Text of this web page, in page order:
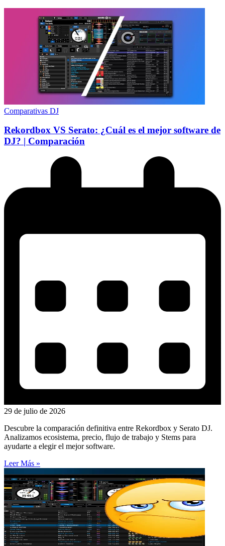
Comparativas DJ
Rekordbox VS Serato: ¿Cuál es el mejor software de
DJ? | Comparación
29 de julio de 2026
Descubre la comparación definitiva entre Rekordbox y Serato DJ.
Analizamos ecosistema, precio, flujo de trabajo y Stems para
ayudarte a elegir el mejor software.
Leer Más »